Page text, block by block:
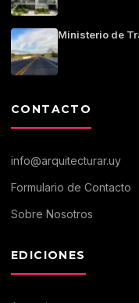
Ministerio de
CONTACTO
info@arquitecturar.uy
Formulario de Contacto
Sobre Nosotros
EDICIONES